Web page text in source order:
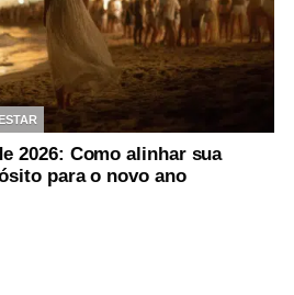
2026: Como alinhar sua
para o novo ano